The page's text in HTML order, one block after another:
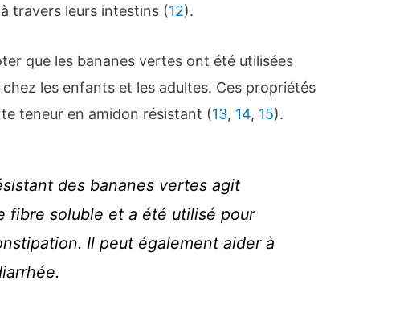
travers leurs intestins (12).
que les bananes vertes ont été utilisées
les enfants et les adultes. Ces propriétés
teneur en amidon résistant (13, 14, 15).
des bananes vertes agit
fibre soluble et a été utilisé pour
Il peut également aider à